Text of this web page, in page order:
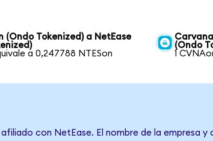
(Ondo Tokenized) a NetEase
a 0,247788 NTESon
(Ondo
1
con NetEase. El nombre de la empresa y